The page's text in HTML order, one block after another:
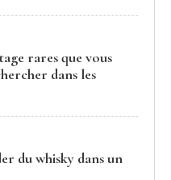
rares que vous
dans les
du whisky dans un